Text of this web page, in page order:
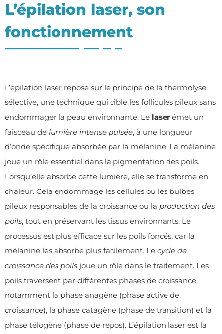
L’épilation laser, son
fonctionnement
L’epilation laser repose sur le principe de la thermolyse
sélective, une technique qui cible les follicules pileux sans
endommager la peau environnante. Le laser émet un
faisceau de lumière intense pulsée, à une longueur
d’onde spécifique absorbée par la mélanine. La mélanine
joue un rôle essentiel dans la pigmentation des poils.
Lorsqu’elle absorbe cette lumière, elle se transforme en
chaleur. Cela endommage les cellules ou les bulbes
pileux responsables de la croissance ou la production des
poils, tout en préservant les tissus environnants. Le
processus est plus efficace sur les poils foncés, car la
mélanine les absorbe plus facilement. Le cycle de
croissance des poils joue un rôle dans le traitement. Les
poils traversent par différentes phases de croissance,
notamment la phase anagène (phase active de
croissance), la phase catagène (phase de transition) et la
phase télogène (phase de repos). L’épilation laser est la